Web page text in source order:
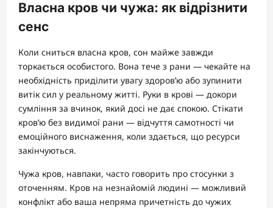
Власна кров чи чужа: як відрізнити
сенс
Коли сниться власна кров, сон майже завжди
торкається особистого. Вона тече з рани — чекайте на
необхідність приділити увагу здоров’ю або зупинити
витік сил у реальному житті. Руки в крові — докори
сумління за вчинок, який досі не дає спокою. Стікати
кров’ю без видимої рани — відчуття самотності чи
емоційного виснаження, коли здається, що ресурси
закінчуються.
Чужа кров, навпаки, часто говорить про стосунки з
оточенням. Кров на незнайомій людині — можливий
конфлікт або ваша непряма причетність до чужих